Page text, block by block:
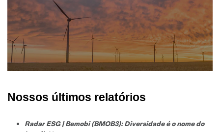
Nossos últimos relatórios
Radar ESG | Bemobi (BMOB3): Diversidade é o nome do